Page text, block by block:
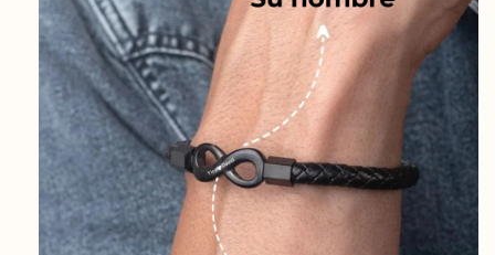
support@ziella.co